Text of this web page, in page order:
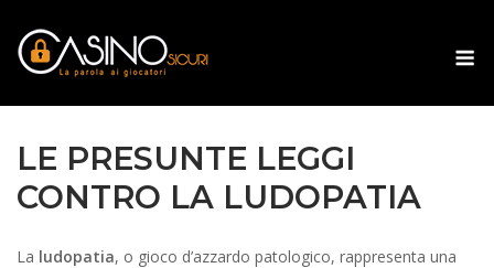
content
LE PRESUNTE LEGGI
CONTRO LA LUDOPATIA
La ludopatia, o gioco d’azzardo patologico, rappresenta una